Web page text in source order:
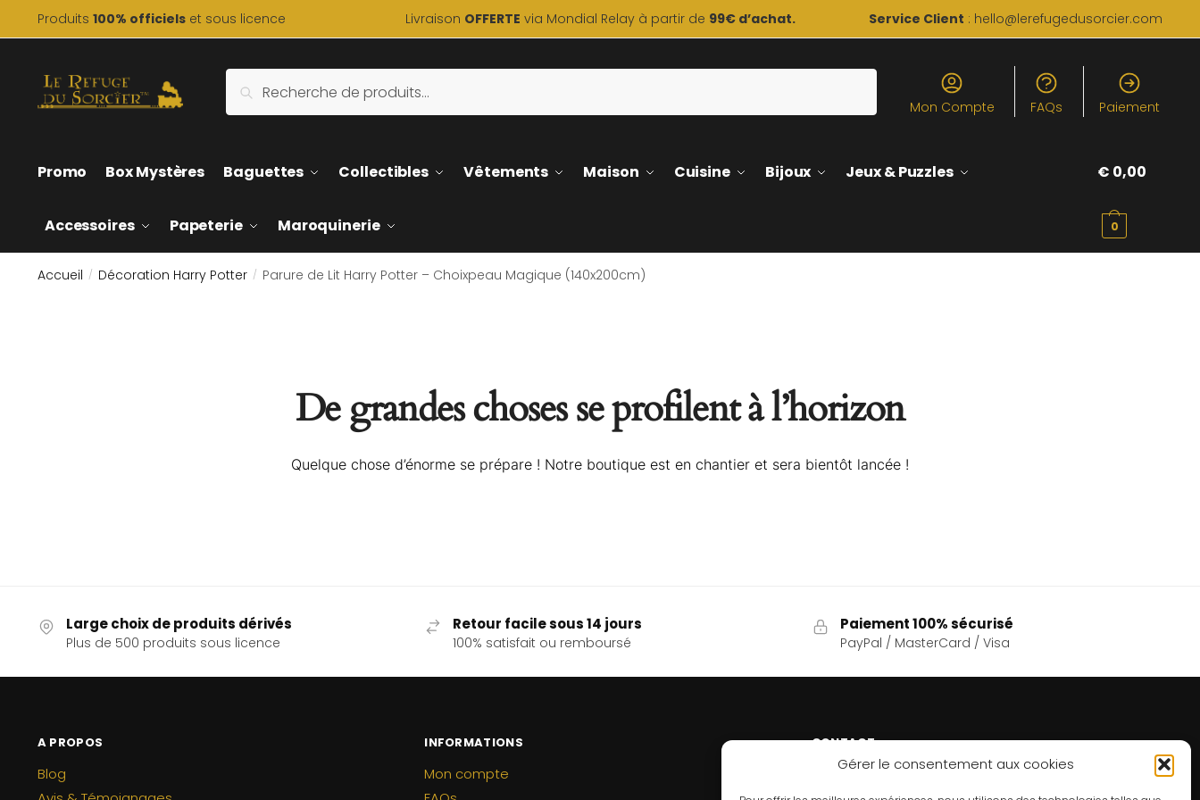
Gérer le consentement aux cookies
to
to
Produits 100% officielset sous licence Livraison OFFERTE via Mondial Relay à partir de 99€ d’achat. Service Client : hello@lerefugedusorcier.com
pour :
Recherche
Mon Compte FAQs Paiement
Promo Box Mystères Baguettes Collectibles Vêtements Maison Cuisine Bijoux Jeux & Puzzles
Accessoires Papeterie Maroquinerie
€ 0,00
0
Accueil / Décoration Harry Potter / Parure de Lit Harry Potter – Choixpeau Magique (140x200cm)
De grandes choses se profilent à l’horizon
Quelque chose d’énorme se prépare ! Notre boutique est en chantier et sera bientôt lancée !
Large choix de produits dérivés
Plus de 500 produits sous licence
Retour facile sous 14 jours
100% satisfait ou remboursé
Paiement 100% sécurisé
PayPal / MasterCard / Visa
A PROPOS
Blog
INFORMATIONS
Mon compte
CONTACT
Un problème ? Une question ? Le Refuge du Sorcier™
est à votre disposition 7j/7 et 24h/24.